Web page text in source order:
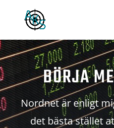
BÖRJA
Nordnet är enligt
det bästa stället